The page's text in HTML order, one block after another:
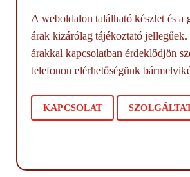
A weboldalon található készlet és a
árak kizárólag tájékoztató
árakkal kapcsolatban érdeklődjön
telefonon elérhetőségünk
KAPCSOLAT